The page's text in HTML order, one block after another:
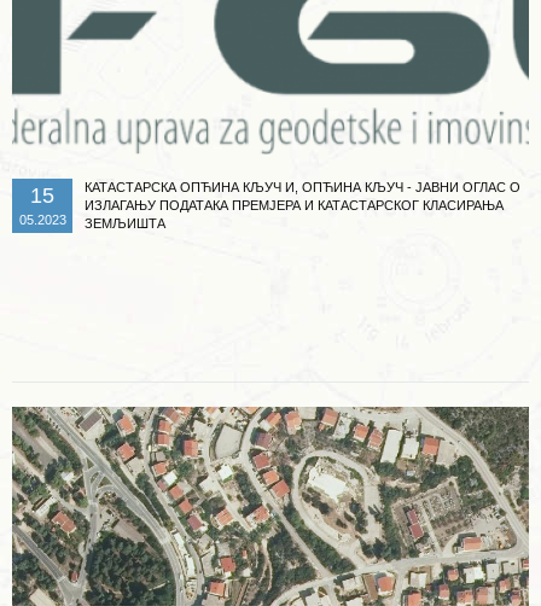
15
05.2023
КАТАСТАРСКА ОПЋИНА КЉУЧ И, ОПЋИНА КЉУЧ - ЈАВНИ ОГЛАС О
ИЗЛАГАЊУ ПОДАТАКА ПРЕМЈЕРА И КАТАСТАРСКОГ КЛАСИРАЊА
ЗЕМЉИШТА